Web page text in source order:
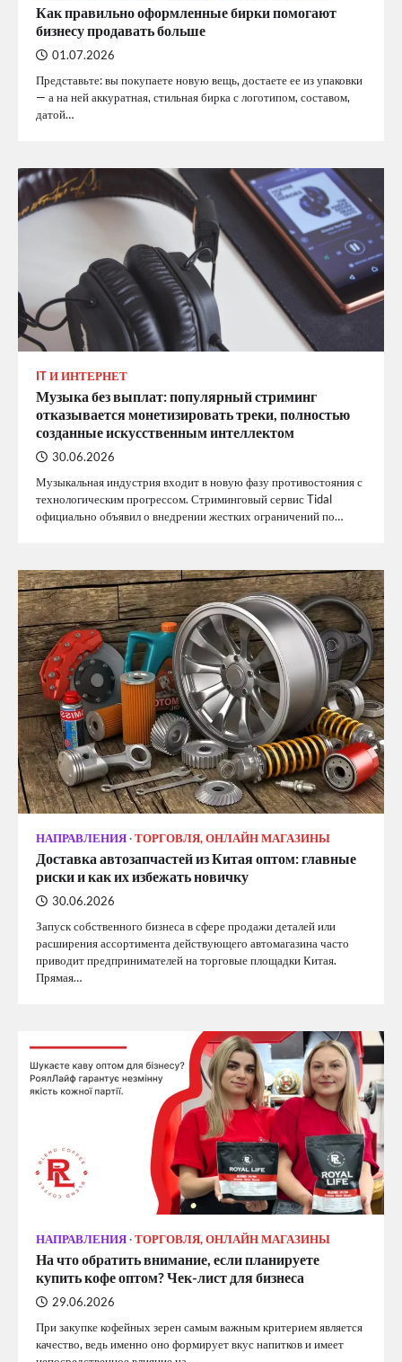
Как правильно оформленные бирки помогают
бизнесу продавать больше
01.07.2026
Представьте: вы покупаете новую вещь, достаете ее из упаковки
— а на ней аккуратная, стильная бирка с логотипом, составом,
датой…
IT И ИНТЕРНЕТ
Музыка без выплат: популярный стриминг
отказывается монетизировать треки, полностью
созданные искусственным интеллектом
30.06.2026
Музыкальная индустрия входит в новую фазу противостояния с
технологическим прогрессом. Стриминговый сервис Tidal
официально объявил о внедрении жестких ограничений по…
НАПРАВЛЕНИЯ ТОРГОВЛЯ, ОНЛАЙН МАГАЗИНЫ
Доставка автозапчастей из Китая оптом: главные
риски и как их избежать новичку
30.06.2026
Запуск собственного бизнеса в сфере продажи деталей или
расширения ассортимента действующего автомагазина часто
приводит предпринимателей на торговые площадки Китая.
Прямая…
НАПРАВЛЕНИЯ ТОРГОВЛЯ, ОНЛАЙН МАГАЗИНЫ
На что обратить внимание, если планируете
купить кофе оптом? Чек-лист для бизнеса
29.06.2026
При закупке кофейных зерен самым важным критерием является
качество, ведь именно оно формирует вкус напитков и имеет